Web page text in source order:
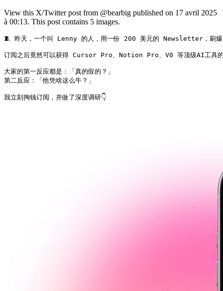
View this X/Twitter post from @bearbig published on 17 avril 2025
à 00:13. This post contains 5 images.
🧵 昨天，一个叫 Lenny 的人，用一份 200 美元的 Newsletter，刷爆
订阅之后竟然可以获得 Cursor Pro、Notion Pro、V0 等顶级AI工具的
大家的第一反应都是：「真的假的？」
第二反应：「他凭啥这么牛？」
我立刻掏钱订阅，并做了深度调研👇